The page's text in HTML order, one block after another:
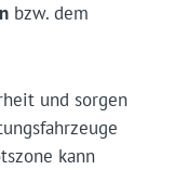
bzw. dem
und sorgen
kann